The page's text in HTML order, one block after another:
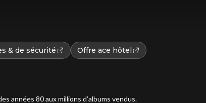
& de sécurité Offre ace hôtel
années 80 aux millions d’albums vendus.